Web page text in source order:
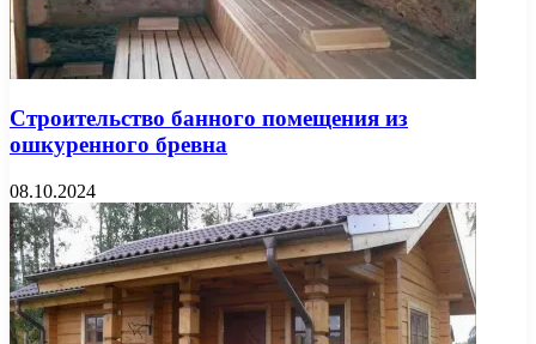
Строительство банного помещения из
ошкуренного бревна
08.10.2024